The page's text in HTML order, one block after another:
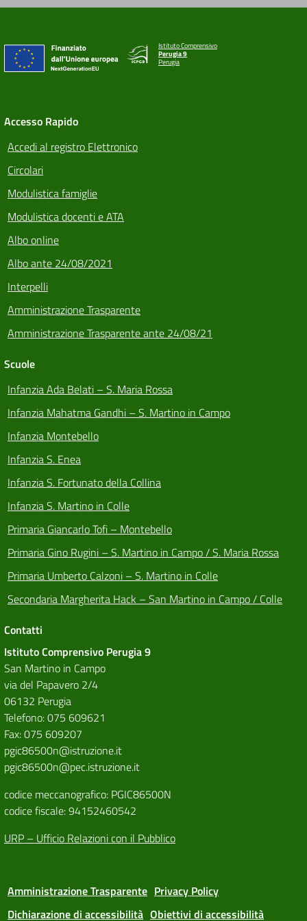
Istituto Comprensivo
Perugia 9
Perugia
Accesso Rapido
Accedi al registro Elettronico
Circolari
Modulistica famiglie
Modulistica docenti e ATA
Albo online
Albo ante 24/08/2021
Interpelli
Amministrazione Trasparente
Amministrazione Trasparente ante 24/08/21
Scuole
Infanzia Ada Belati – S. Maria Rossa
Infanzia Mahatma Gandhi – S. Martino in Campo
Infanzia Montebello
Infanzia S. Enea
Infanzia S. Fortunato della Collina
Infanzia S. Martino in Colle
Primaria Giancarlo Tofi – Montebello
Primaria Gino Rugini – S. Martino in Campo / S. Maria Rossa
Primaria Umberto Calzoni – S. Martino in Colle
Secondaria Margherita Hack – San Martino in Campo / Colle
Contatti
Istituto Comprensivo Perugia 9
San Martino in Campo
via del Papavero 2/4
06132 Perugia
Telefono: 075 609621
Fax: 075 609207
pgic86500n@istruzione.it
pgic86500n@pec.istruzione.it
codice meccanografico: PGIC86500N
codice fiscale: 94152460542
URP – Ufficio Relazioni con il Pubblico
Amministrazione Trasparente Privacy Policy
Dichiarazione di accessibilità Obiettivi di accessibilità